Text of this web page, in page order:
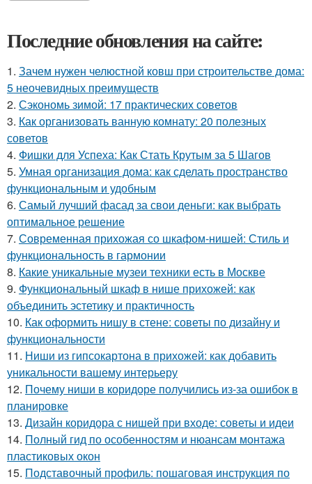
Последние обновления на сайте:
1. Зачем нужен челюстной ковш при строительстве дома:
5 неочевидных преимуществ
2. Сэкономь зимой: 17 практических советов
3. Как организовать ванную комнату: 20 полезных
советов
4. Фишки для Успеха: Как Стать Крутым за 5 Шагов
5. Умная организация дома: как сделать пространство
функциональным и удобным
6. Самый лучший фасад за свои деньги: как выбрать
оптимальное решение
7. Современная прихожая со шкафом-нишей: Стиль и
функциональность в гармонии
8. Какие уникальные музеи техники есть в Москве
9. Функциональный шкаф в нише прихожей: как
объединить эстетику и практичность
10. Как оформить нишу в стене: советы по дизайну и
функциональности
11. Ниши из гипсокартона в прихожей: как добавить
уникальности вашему интерьеру
12. Почему ниши в коридоре получились из-за ошибок в
планировке
13. Дизайн коридора с нишей при входе: советы и идеи
14. Полный гид по особенностям и нюансам монтажа
пластиковых окон
15. Подставочный профиль: пошаговая инструкция по